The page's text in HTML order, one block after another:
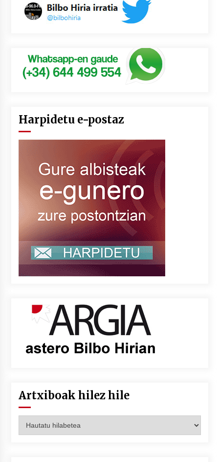
Harpidetu e-postaz
Artxiboak hilez hile
hilez